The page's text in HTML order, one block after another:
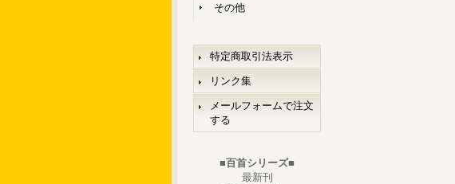
その他
特定商取引法表示
リンク集
メールフォームで注文
する
■百首シリーズ■
最新刊